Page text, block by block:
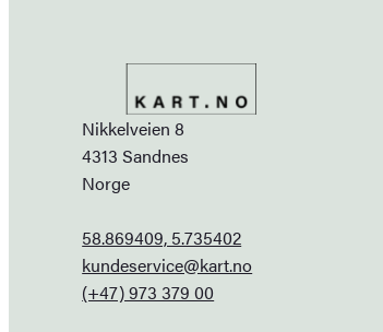
Nikkelveien 8
4313 Sandnes
Norge
58.869409, 5.735402
kundeservice@kart.no
(+47) 973 379 00